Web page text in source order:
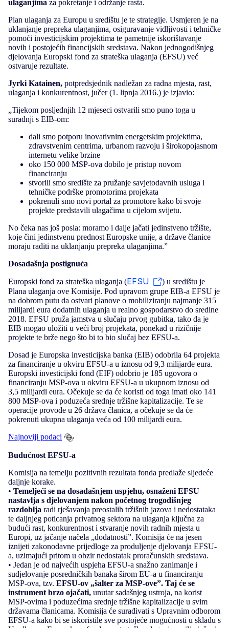
ulaganjima za pokretanje i održanje rasta.
Plan ulaganja za Europu u središtu je te strategije. Usmjeren je na
uklanjanje prepreka ulaganjima, osiguravanje vidljivosti i tehničke
pomoći investicijskim projektima te pametnije iskorištavanje
novih i postojećih financijskih sredstava. Nakon jednogodišnjeg
djelovanja Europski fond za strateška ulaganja (EFSU) već
ostvaruje rezultate.
Jyrki Katainen, potpredsjednik nadležan za radna mjesta, rast,
ulaganja i konkurentnost, jučer (1. lipnja 2016.) je izjavio:
„Tijekom posljednjih 12 mjeseci ostvarili smo puno toga u
suradnji s EIB-om:
dali smo potporu inovativnim energetskim projektima,
zdravstvenim centrima, urbanom razvoju i širokopojasnom
internetu velike brzine
oko 150 000 MSP-ova dobilo je pristup novom
financiranju
stvorili smo središte za pružanje savjetodavnih usluga i
tehničke podrške promotorima projekata
pokrenuli smo novi portal za promotore kako bi svoje
projekte predstavili ulagačima u cijelom svijetu.
No čeka nas još posla: moramo i dalje jačati jedinstveno tržište,
koje čini jedinstvenu prednost Europske unije, a države članice
moraju raditi na uklanjanju prepreka ulaganjima.”
Dosadašnja postignuća
Europski fond za strateška ulaganja (EFSU
) u središtu je
Plana ulaganja ove Komisije. Pod upravom grupe EIB-a EFSU je
na dobrom putu da ostvari planove o mobiliziranju najmanje 315
milijardi eura dodatnih ulaganja u realno gospodarstvo do sredine
2018. EFSU pruža jamstva u slučaju prvog gubitka, tako da je
EIB mogao uložiti u veći broj projekata, ponekad u rizičnije
projekte te brže nego što bi to bio slučaj bez EFSU-a.
Dosad je Europska investicijska banka (EIB) odobrila 64 projekta
za financiranje u okviru EFSU-a u iznosu od 9,3 milijarde eura.
Europski investicijski fond (EIF) odobrio je 185 ugovora o
financiranju MSP-ova u okviru EFSU-a u ukupnom iznosu od
3,5 milijardi eura. Očekuje se da će koristi od toga imati oko 141
800 MSP-ova i poduzeća srednje tržišne kapitalizacije. Te se
operacije provode u 26 država članica, a očekuje se da će
pokrenuti ukupna ulaganja veća od 100 milijardi eura.
Najnoviji podaci
Budućnost EFSU-a
Komisija na temelju pozitivnih rezultata fonda predlaže sljedeće
daljnje korake.
• Temeljeći se na dosadašnjem uspjehu, osnaženi EFSU
nastavlja s djelovanjem nakon početnog trogodišnjeg
razdoblja radi rješavanja preostalih tržišnih jazova i nedostataka
te daljnjeg poticanja privatnog sektora na ulaganja ključna za
budući rast, konkurentnost i stvaranje novih radnih mjesta u
Europi, uz jačanje načela „dodatnosti”. Komisija će na jesen
iznijeti zakonodavne prijedloge za produljenje djelovanja EFSU-
a, uzimajući pritom u obzir nedostatak proračunskih sredstava.
• Jedan je od najvećih uspjeha EFSU-a snažno zanimanje i
sudjelovanje posredničkih banaka širom EU-a u financiranju
MSP-ova, tzv. EFSU-ov „šalter za MSP-ove”. Taj će se
instrument brzo ojačati, unutar sadašnjeg ustroja, na korist
MSP-ovima i poduzećima srednje tržišne kapitalizacije u svim
državama članicama. Komisija će surađivati s Upravnim odborom
EFSU-a kako bi se iskoristile sve postojeće mogućnosti u skladu s